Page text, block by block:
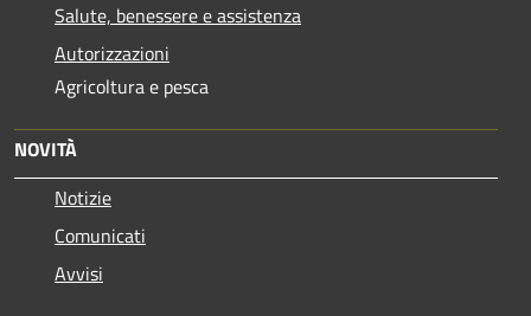
Salute, benessere e assistenza
Autorizzazioni
Agricoltura e pesca
NOVITÀ
Notizie
Comunicati
Avvisi